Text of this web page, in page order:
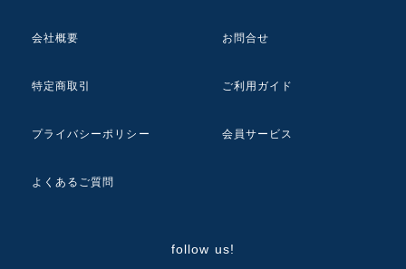
会社概要 お問合せ
特定商取引 ご利用ガイド
プライバシーポリシー 会員サービス
よくあるご質問
follow us!